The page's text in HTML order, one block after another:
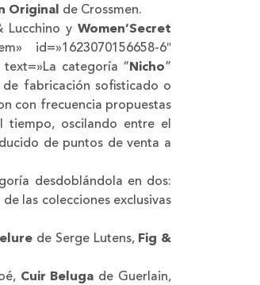
Original de Crossmen.
Lucchino y Women’Secret
id=»1623070156658-6″
text=»La categoría “Nicho”
fabricación sofisticado o
con frecuencia propuestas
tiempo, oscilando entre el
de puntos de venta a
desdoblándola en dos:
las colecciones exclusivas
de Serge Lutens,Fig &
Cuir Beluga de Guerlain,